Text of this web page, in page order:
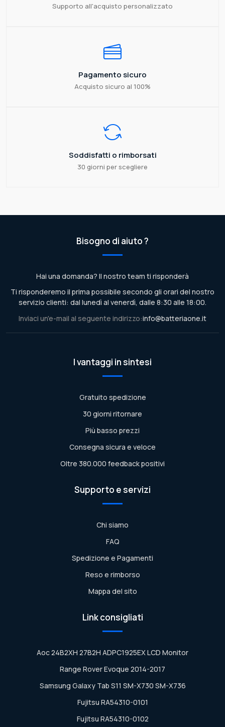
Supporto all'acquisto personalizzato
Pagamento sicuro
Acquisto sicuro al 100%
Soddisfatti o rimborsati
30 giorni per scegliere
Bisogno di aiuto ?
Hai una domanda? Il nostro team ti risponderà
Ti risponderemo il prima possibile secondo gli orari del nostro
servizio clienti: dal lunedì al venerdì, dalle 8:30 alle 18:00.
Inviaci un'e-mail al seguente indirizzo:info@batteriaone.it
I vantaggi in sintesi
Gratuito spedizione
30 giorni ritornare
Più basso prezzi
Consegna sicura e veloce
Oltre 380.000 feedback positivi
Supporto e servizi
Chi siamo
FAQ
Spedizione e Pagamenti
Reso e rimborso
Mappa del sito
Link consigliati
Aoc 24B2XH 27B2H ADPC1925EX LCD Monitor
Range Rover Evoque 2014-2017
Samsung Galaxy Tab S11 SM-X730 SM-X736
Fujitsu RA54310-0101
Fujitsu RA54310-0102